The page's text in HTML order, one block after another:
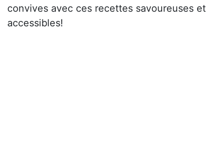
convives avec ces recettes savoureuses et
accessibles!